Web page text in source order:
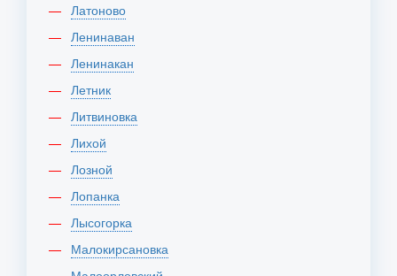
Латоново
Ленинаван
Ленинакан
Летник
Литвиновка
Лихой
Лозной
Лопанка
Лысогорка
Малокирсановка